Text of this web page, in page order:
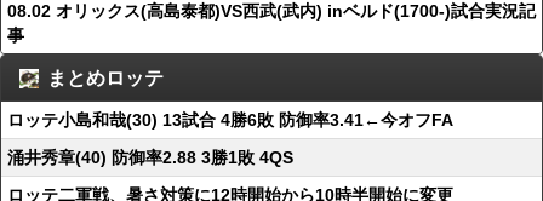
08.02 オリックス(高島泰都)VS西武(武内) inベルド(1700-)試合実況記
事
まとめロッテ
ロッテ小島和哉(30) 13試合 4勝6敗 防御率3.41←今オフFA
涌井秀章(40) 防御率2.88 3勝1敗 4QS
ロッテ二軍戦、暑さ対策に12時開始から10時半開始に変更